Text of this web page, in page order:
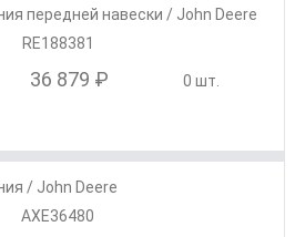
передней навески / John Deere
RE188381
36 879 ₽ 0 шт.
/ John Deere
AXE36480